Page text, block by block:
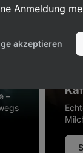
–
Anmeldung
akzeptieren